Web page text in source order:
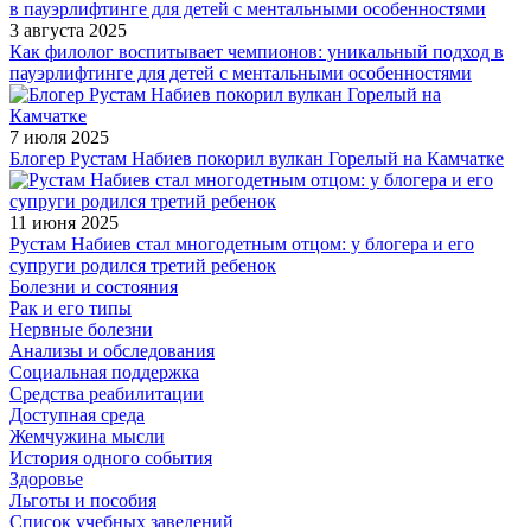
3 августа 2025
Как филолог воспитывает чемпионов: уникальный подход в
пауэрлифтинге для детей с ментальными особенностями
7 июля 2025
Блогер Рустам Набиев покорил вулкан Горелый на Камчатке
11 июня 2025
Рустам Набиев стал многодетным отцом: у блогера и его
супруги родился третий ребенок
Болезни и состояния
Рак и его типы
Нервные болезни
Анализы и обследования
Социальная поддержка
Средства реабилитации
Доступная среда
Жемчужина мысли
История одного события
Здоровье
Льготы и пособия
Список учебных заведений